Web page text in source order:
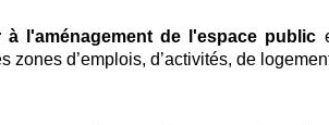
l'aménagement de l'espace public
zones d’emplois, d’activités, de